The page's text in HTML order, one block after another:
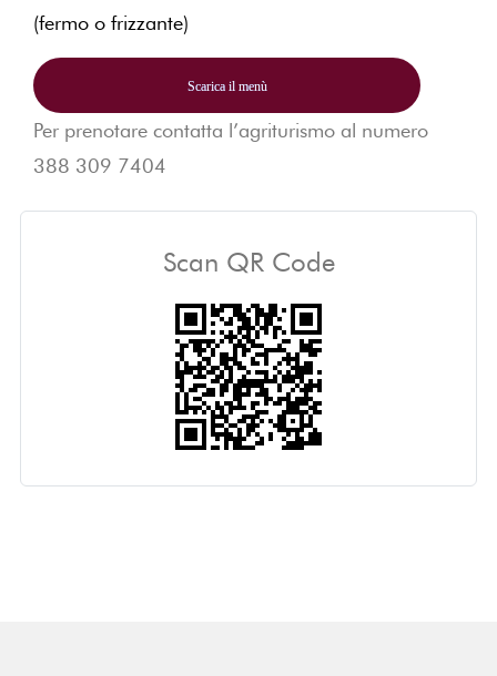
(fermo o frizzante)
Scarica il menù
Per prenotare contatta l’agriturismo al numero
388 309 7404
Scan QR Code